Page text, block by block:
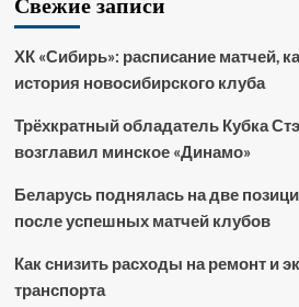
ХК «Сибирь»: расписание матчей,
история новосибирского клуба
Трёхкратный обладатель Кубка
возглавил минское «Динамо»
Беларусь поднялась на две
после успешных матчей клубов
Как снизить расходы на ремонт и
транспорта